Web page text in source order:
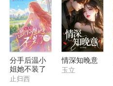
分手后温小
姐她不装了
止归西
情深知晚意
玉立